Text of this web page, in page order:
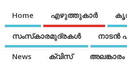
Home എഴുത്തുകാര്‍
സംസ്‌കാരമുദ്രകള്‍ നാടന്‍
News ക്വിസ് അലങ്കാരം